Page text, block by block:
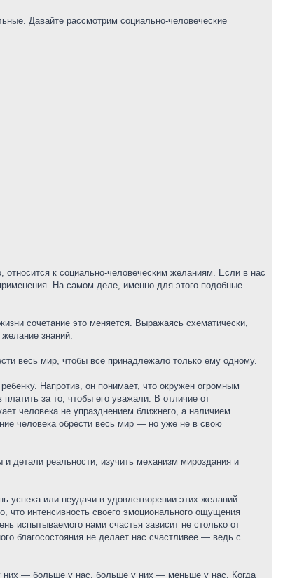
Давайте рассмотрим социально-человеческие
к социально-человеческим желаниям. Если в нас
На самом деле, именно для этого подобные
сочетание это меняется. Выражаясь схематически,
знаний.
весь мир, чтобы все принадлежало только ему одному.
Напротив, он понимает, что окружен огромным
за то, чтобы его уважали. В отличие от
человека не упразднением ближнего, а наличием
человека обрести весь мир — но уже не в свою
детали реальности, изучить механизм мироздания и
успеха или неудачи в удовлетворении этих желаний
интенсивность своего эмоционального ощущения
испытываемого нами счастья зависит не столько от
благосостояния не делает нас счастливее — ведь с
них — больше у нас, больше у них — меньше у нас. Когда